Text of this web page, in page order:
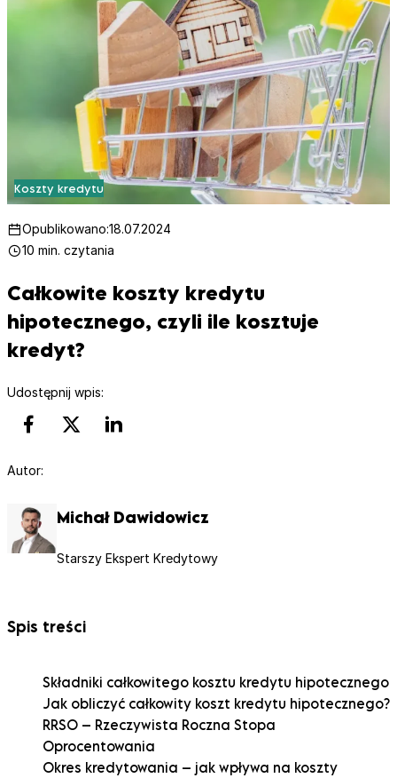
Koszty kredytu
Opublikowano:18.07.2024
10 min. czytania
Całkowite koszty kredytu
hipotecznego, czyli ile kosztuje
kredyt?
Udostępnij wpis:
Autor:
Michał Dawidowicz
Starszy Ekspert Kredytowy
Spis treści
Składniki całkowitego kosztu kredytu hipotecznego
Jak obliczyć całkowity koszt kredytu hipotecznego?
RRSO – Rzeczywista Roczna Stopa
Oprocentowania
Okres kredytowania – jak wpływa na koszty